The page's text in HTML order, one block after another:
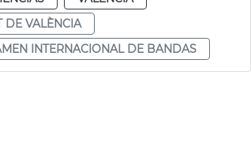
DE VALÈNCIA
INTERNACIONAL DE BANDAS